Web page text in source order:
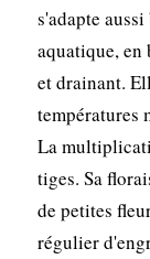
s'adapte
aquatique, en
et drainant.
températures
La
tiges. Sa
de petites
régulier